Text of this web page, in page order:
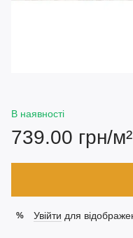
В наявності
739.00 грн/м²
% Увійти для